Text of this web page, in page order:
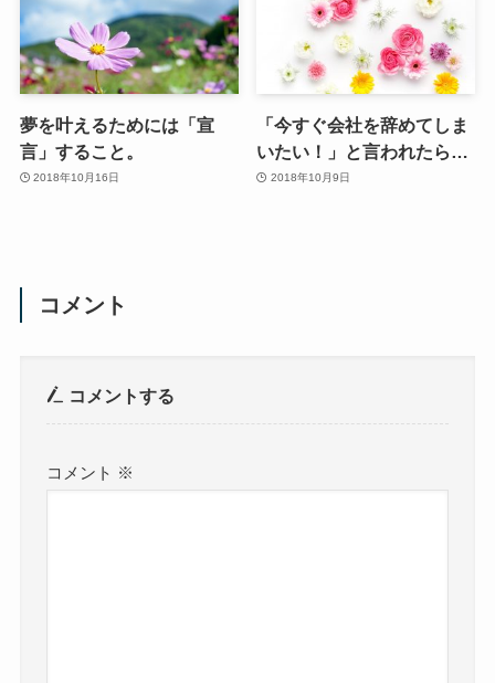
夢を叶えるためには「宣
言」すること。
2018年10月16日
「今すぐ会社を辞めてしま
いたい！」と言われたら…
2018年10月9日
コメント
コメントする
コメント ※